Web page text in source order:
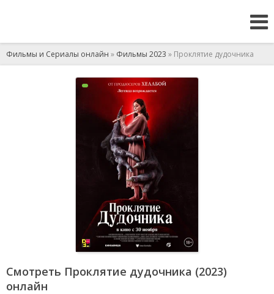
Фильмы и Сериалы онлайн » Фильмы 2023 » Проклятие дудочника
Смотреть Проклятие дудочника (2023)
онлайн